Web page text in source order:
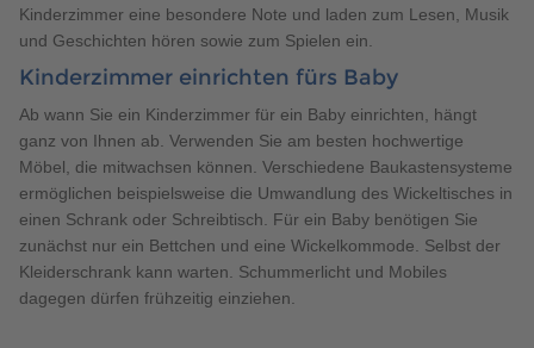
Kinderzimmer eine besondere Note und laden zum Lesen, Musik
und Geschichten hören sowie zum Spielen ein.
Kinderzimmer einrichten fürs Baby
Ab wann Sie ein Kinderzimmer für ein Baby einrichten, hängt
ganz von Ihnen ab. Verwenden Sie am besten hochwertige
Möbel, die mitwachsen können. Verschiedene Baukastensysteme
ermöglichen beispielsweise die Umwandlung des Wickeltisches in
einen Schrank oder Schreibtisch. Für ein Baby benötigen Sie
zunächst nur ein Bettchen und eine Wickelkommode. Selbst der
Kleiderschrank kann warten. Schummerlicht und Mobiles
dagegen dürfen frühzeitig einziehen.